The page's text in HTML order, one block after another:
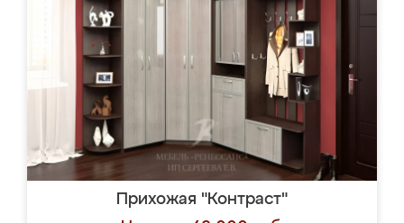
Прихожая "Контраст"